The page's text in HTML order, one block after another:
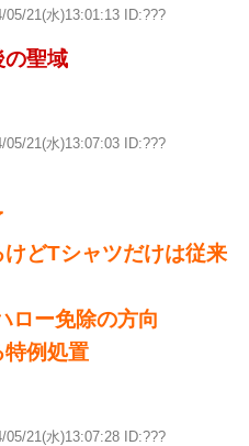
05/21(水)13:01:13 ID:???
の聖域
05/21(水)13:07:03 ID:???
けどTシャツだけは従来
ロー免除の方向
特例処置
05/21(水)13:07:28 ID:???